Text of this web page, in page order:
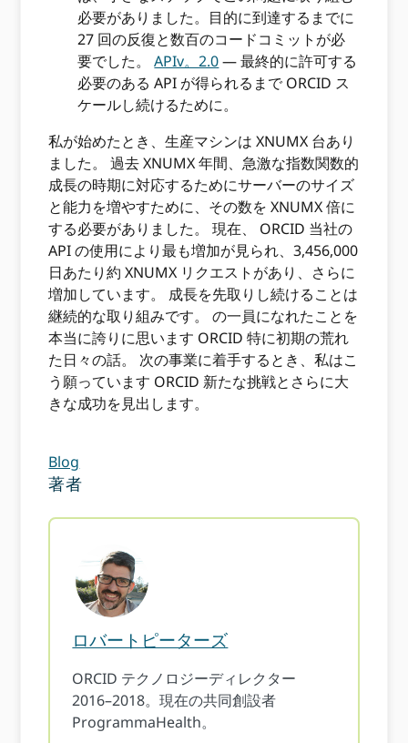
必要がありました。目的に到達するまでに
27 回の反復と数百のコードコミットが必
要でした。APIv。2.0— 最終的に許可する
必要のある API が得られるまで ORCID ス
ケールし続けるために。
私が始めたとき、生産マシンは XNUMX 台あり
ました。 過去 XNUMX 年間、急激な指数関数的
成長の時期に対応するためにサーバーのサイズ
と能力を増やすために、その数を XNUMX 倍に
する必要がありました。 現在、 ORCID 当社の
API の使用により最も増加が見られ、3,456,000
日あたり約 XNUMX リクエストがあり、さらに
増加し​​ています。 成長を先取りし続けることは
継続的な取り組みです。 の一員になれたことを
本当に誇りに思います ORCID 特に初期の荒れ
た日々の話。 次の事業に着手するとき、私はこ
う願っています ORCID 新たな挑戦とさらに大
きな成功を見出します。
Blog
著者
ロバートピーターズ
ORCID テクノロジーディレクター
2016–2018。現在の共同創設者
ProgrammaHealth。